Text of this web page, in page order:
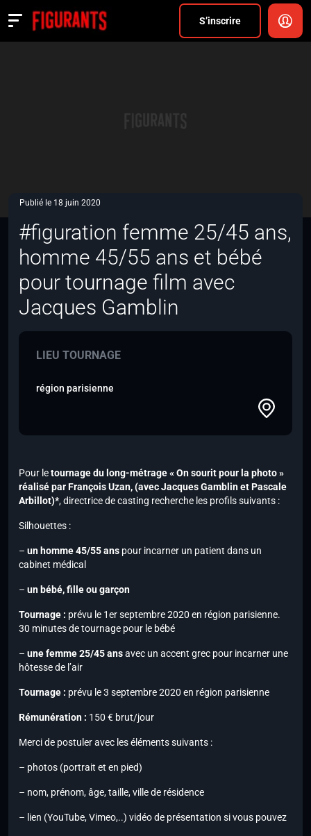
S’inscrire
Actualités
Publié le 18 juin 2020
#figuration femme 25/45 ans,
homme 45/55 ans et bébé
pour tournage film avec
Jacques Gamblin
LIEU TOURNAGE
région parisienne
Pour letournage du long-métrage « On sourit pour la photo »
réalisé par François Uzan,(avec Jacques Gamblin et Pascale
Arbillot)*, directrice de casting recherche les profils suivants :
Silhouettes :
– un homme 45/55 ans pour incarner un patient dans un
cabinet médical
– un bébé, fille ou garçon
Tournage : prévu le 1er septembre 2020 en région parisienne.
30 minutes de tournage pour le bébé
– une femme 25/45 ansavec un accent grec pour incarner une
hôtesse de l’air
Tournage : prévu le 3 septembre 2020 en région parisienne
Rémunération : 150 € brut/jour
Merci de postuler avec les éléments suivants :
– photos (portrait et en pied)
– nom, prénom, âge, taille, ville de résidence
– lien (YouTube, Vimeo,..) vidéo de présentation si vous pouvez